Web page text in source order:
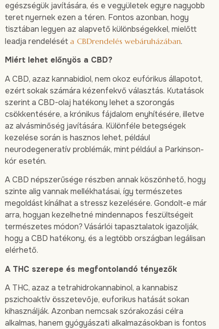
egészségük javítására, és e vegyületek egyre nagyobb
teret nyernek ezen a téren. Fontos azonban, hogy
tisztában legyen az alapvető különbségekkel, mielőtt
leadja rendelését a CBDrendelés webáruházában.
Miért lehet előnyös a CBD?
A CBD, azaz kannabidiol, nem okoz eufórikus állapotot,
ezért sokak számára kézenfekvő választás. Kutatások
szerint a CBD-olaj hatékony lehet a szorongás
csökkentésére, a krónikus fájdalom enyhítésére, illetve
az alvásminőség javítására. Különféle betegségek
kezelése során is hasznos lehet, például
neurodegeneratív problémák, mint például a Parkinson-
kór esetén.
A CBD népszerűsége részben annak köszönhető, hogy
szinte alig vannak mellékhatásai, így természetes
megoldást kínálhat a stressz kezelésére. Gondolt-e már
arra, hogyan kezelhetné mindennapos feszültségeit
természetes módon? Vásárlói tapasztalatok igazolják,
hogy a CBD hatékony, és a legtöbb országban legálisan
elérhető.
A THC szerepe és megfontolandó tényezők
A THC, azaz a tetrahidrokannabinol, a kannabisz
pszichoaktív összetevője, euforikus hatását sokan
kihasználják. Azonban nemcsak szórakozási célra
alkalmas, hanem gyógyászati alkalmazásokban is fontos